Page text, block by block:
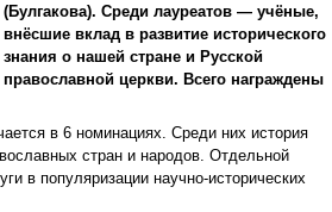
(Булгакова). Среди лауреатов — учёные,
внёсшие вклад в развитие исторического
знания о нашей стране и Русской
православной церкви. Всего награждены
в 6 номинациях. Среди них история
стран и народов. Отдельной
в популяризации научно-исторических